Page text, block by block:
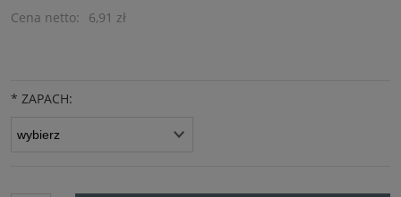
Cena netto: 6,91 zł
* ZAPACH: